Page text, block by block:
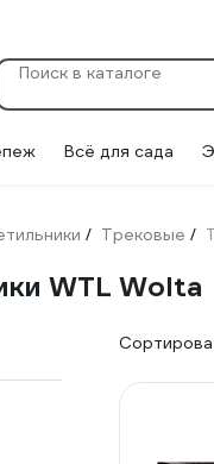
Всё для сада
/ Трековые /
WTL Wolta